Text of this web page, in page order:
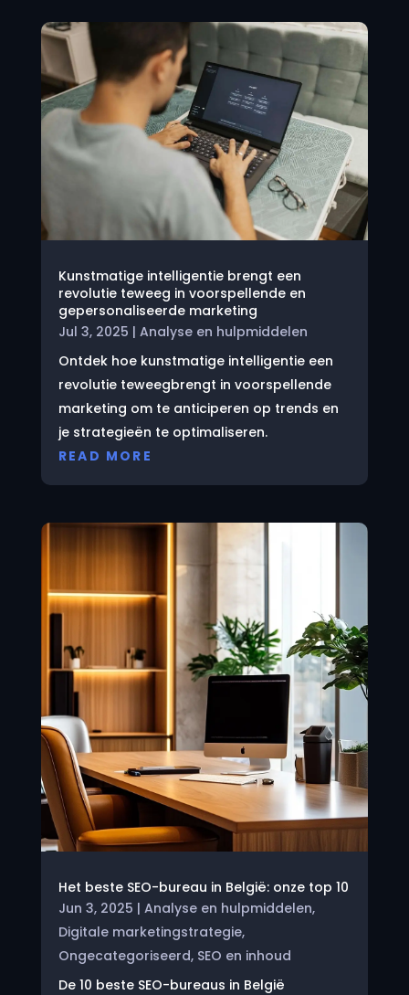
Kunstmatige intelligentie brengt een
revolutie teweeg in voorspellende en
gepersonaliseerde marketing
Jul 3, 2025 | Analyse en hulpmiddelen
Ontdek hoe kunstmatige intelligentie een
revolutie teweegbrengt in voorspellende
marketing om te anticiperen op trends en
je strategieën te optimaliseren.
READ MORE
Het beste SEO-bureau in België: onze top 10
Jun 3, 2025 | Analyse en hulpmiddelen,
Digitale marketingstrategie,
Ongecategoriseerd, SEO en inhoud
De 10 beste SEO-bureaus in België